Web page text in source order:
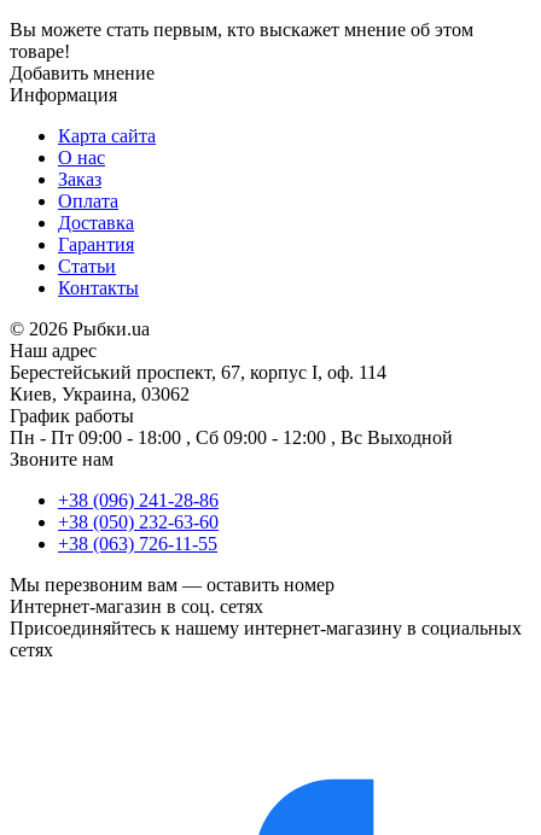
Вы можете стать первым, кто выскажет мнение об этом
товаре!
Добавить мнение
Информация
Карта сайта
О нас
Заказ
Оплата
Доставка
Гарантия
Статьи
Контакты
© 2026 Рыбки.ua
Наш адрес
Берестейський проспект, 67, корпус I, оф. 114
Киев, Украина, 03062
График работы
Пн - Пт 09:00 - 18:00 , Сб 09:00 - 12:00 , Вс Выходной
Звоните нам
+38 (096) 241-28-86
+38 (050) 232-63-60
+38 (063) 726-11-55
Мы перезвоним вам — оставить номер
Интернет-магазин в соц. сетях
Присоединяйтесь к нашему интернет-магазину в социальных
сетях